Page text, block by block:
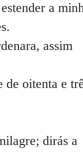
a
assim
de oitenta e
dirás a